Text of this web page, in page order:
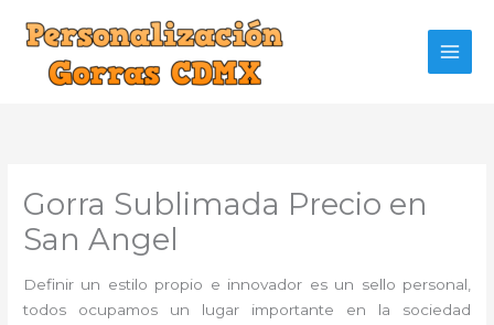
contenido
Gorra Sublimada Precio en
San Angel
Definir un estilo propio e innovador es un sello personal,
todos ocupamos un lugar importante en la sociedad